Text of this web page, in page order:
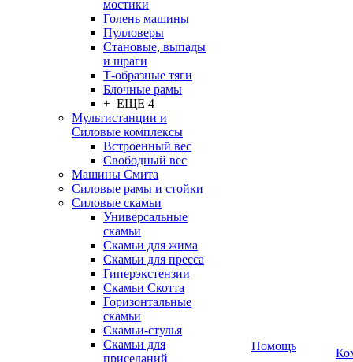
мостики
Голень машины
Пулловеры
Становые, выпады
и шраги
Т-образные тяги
Блочные рамы
+ ЕЩЕ 4
Мультистанции и
Силовые комплексы
Встроенный вес
Свободный вес
Машины Смита
Силовые рамы и стойки
Силовые скамьи
Универсальные
скамьи
Скамьи для жима
Скамьи для пресса
Гиперэкстензии
Скамьи Скотта
Горизонтальные
скамьи
Скамьи-стулья
Скамьи для
приседаний
Помощь